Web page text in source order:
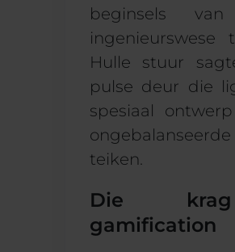
beginsels van
ingenieurswese
Hulle stuur
pulse deur die
spesiaal
teiken.
Die
gamification